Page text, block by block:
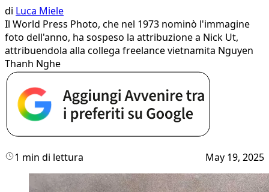
di Luca Miele
Il World Press Photo, che nel 1973 nominò l'immagine
foto dell'anno, ha sospeso la attribuzione a Nick Ut,
attribuendola alla collega freelance vietnamita Nguyen
Thanh Nghe
1 min di lettura May 19, 2025